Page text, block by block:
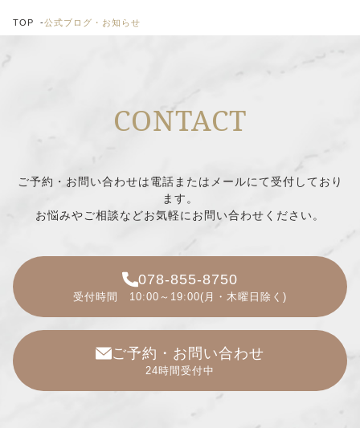
TOP 公式ブログ・お知らせ
CONTACT
ご予約・お問い合わせは電話またはメールにて受付しており
ます。
お悩みやご相談などお気軽にお問い合わせください。
078-855-8750
受付時間 10:00～19:00(月・木曜日除く)
ご予約・お問い合わせ
24時間受付中